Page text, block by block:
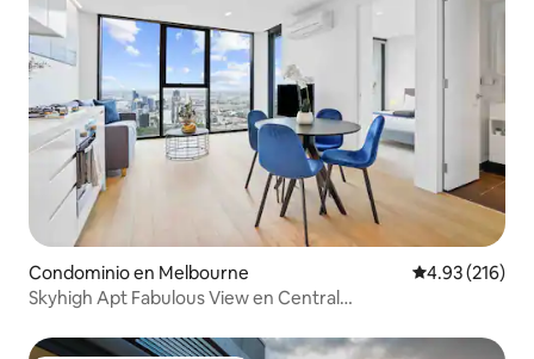
Condominio en Melbourne Calificación
4.93 (216)
Skyhigh Apt Fabulous View en Central